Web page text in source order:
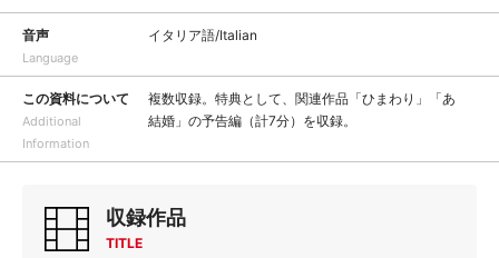
音声
Language
イタリア語/Italian
この資料について
Additional
Information
複数収録。特典として、関連作品「ひまわり」「あゝ
結婚」の予告編（計7分）を収録。
収録作品
TITLE